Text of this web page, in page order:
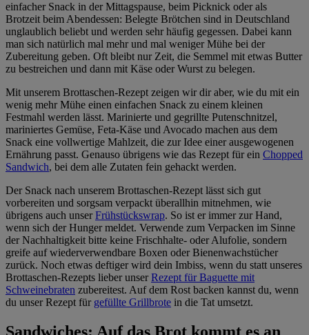
einfacher Snack in der Mittagspause, beim Picknick oder als
Brotzeit beim Abendessen: Belegte Brötchen sind in Deutschland
unglaublich beliebt und werden sehr häufig gegessen. Dabei kann
man sich natürlich mal mehr und mal weniger Mühe bei der
Zubereitung geben. Oft bleibt nur Zeit, die Semmel mit etwas Butter
zu bestreichen und dann mit Käse oder Wurst zu belegen.
Mit unserem Brottaschen-Rezept zeigen wir dir aber, wie du mit ein
wenig mehr Mühe einen einfachen Snack zu einem kleinen
Festmahl werden lässt. Marinierte und gegrillte Putenschnitzel,
mariniertes Gemüse, Feta-Käse und Avocado machen aus dem
Snack eine vollwertige Mahlzeit, die zur Idee einer ausgewogenen
Ernährung passt. Genauso übrigens wie das Rezept für ein Chopped
Sandwich, bei dem alle Zutaten fein gehackt werden.
Der Snack nach unserem Brottaschen-Rezept lässt sich gut
vorbereiten und sorgsam verpackt überallhin mitnehmen, wie
übrigens auch unserFrühstückswrap. So ist er immer zur Hand,
wenn sich der Hunger meldet. Verwende zum Verpacken im Sinne
der Nachhaltigkeit bitte keine Frischhalte- oder Alufolie, sondern
greife auf wiederverwendbare Boxen oder Bienenwachstücher
zurück. Noch etwas deftiger wird dein Imbiss, wenn du statt unseres
Brottaschen-Rezepts lieber unserRezept für Baguette mit
Schweinebraten zubereitest. Auf dem Rost backen kannst du, wenn
du unser Rezept für gefüllte Grillbrote in die Tat umsetzt.
Sandwiches: Auf das Brot kommt es an